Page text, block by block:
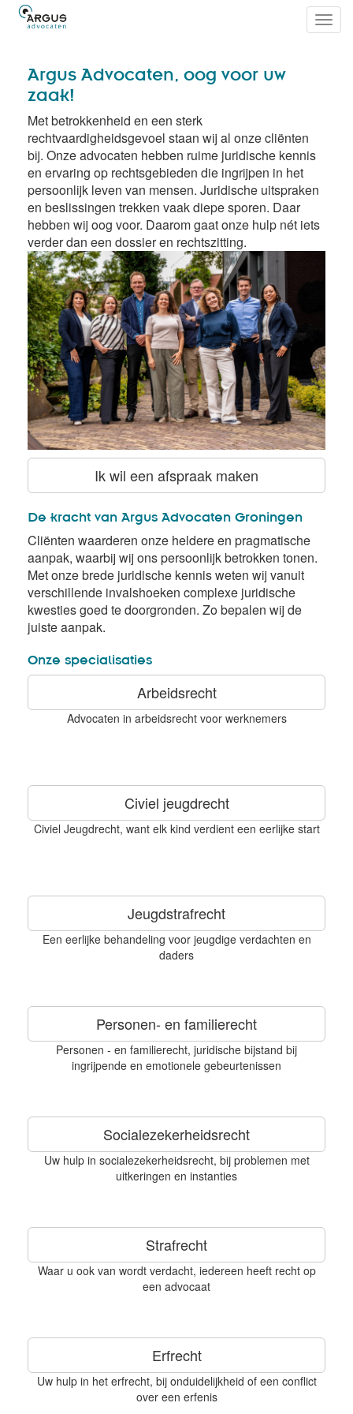
Argus Advocaten, oog voor uw
zaak!
Met betrokkenheid en een sterk
rechtvaardigheidsgevoel staan wij al onze cliënten
bij. Onze advocaten hebben ruime juridische kennis
en ervaring op rechtsgebieden die ingrijpen in het
persoonlijk leven van mensen. Juridische uitspraken
en beslissingen trekken vaak diepe sporen. Daar
hebben wij oog voor. Daarom gaat onze hulp nét iets
verder dan een dossier en rechtszitting.
Ik wil een afspraak maken
De kracht van Argus Advocaten Groningen
Cliënten waarderen onze heldere en pragmatische
aanpak, waarbij wij ons persoonlijk betrokken tonen.
Met onze brede juridische kennis weten wij vanuit
verschillende invalshoeken complexe juridische
kwesties goed te doorgronden. Zo bepalen wij de
juiste aanpak.
Onze specialisaties
Arbeidsrecht
Advocaten in arbeidsrecht voor werknemers
Civiel jeugdrecht
Civiel Jeugdrecht, want elk kind verdient een eerlijke start
Jeugdstrafrecht
Een eerlijke behandeling voor jeugdige verdachten en
daders
Personen- en familierecht
Personen - en familierecht, juridische bijstand bij
ingrijpende en emotionele gebeurtenissen
Socialezekerheidsrecht
Uw hulp in socialezekerheidsrecht, bij problemen met
uitkeringen en instanties
Strafrecht
Waar u ook van wordt verdacht, iedereen heeft recht op
een advocaat
Erfrecht
Uw hulp in het erfrecht, bij onduidelijkheid of een conflict
over een erfenis